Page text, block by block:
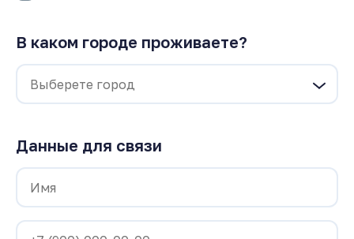
В каком городе проживаете?
Данные для связи